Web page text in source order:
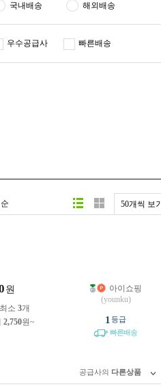
국내배송 해외배송
우수공급사 빠른배송
50개씩 보기
원
최소 3개
2,750원~
아이쇼핑
(younku)
1 등급
빠른배송
공급사의 다른상품